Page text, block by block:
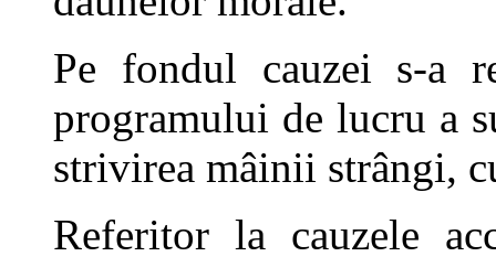
Pe fondul cauzei s-a
programului de lucru a
strivirea mâinii strângi,
Referitor la cauzele